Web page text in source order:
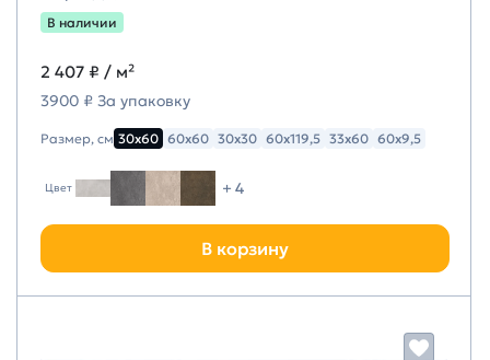
В наличии
2 407 ₽ / м²
3900 ₽ За упаковку
Размер, см 30х60 60х60 30х30 60х119,5 33х60 60х9,5
Цвет + 4
В корзину